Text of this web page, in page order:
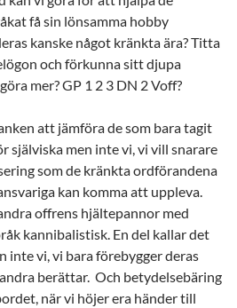
få sin lönsamma hobby
kanske något kränkta ära? Titta
och förkunna sitt djupa
mer? GP 1 2 3 DN 2 Voff?
att jämföra de som bara tagit
själviska men inte vi, vi vill snarare
som de kränkta ordförandena
kan komma att uppleva.
offrens hjältepannor med
kannibalistisk. En del kallar det
inte vi, vi bara förebygger deras
berättar. Och betydelsebäring
när vi höjer era händer till